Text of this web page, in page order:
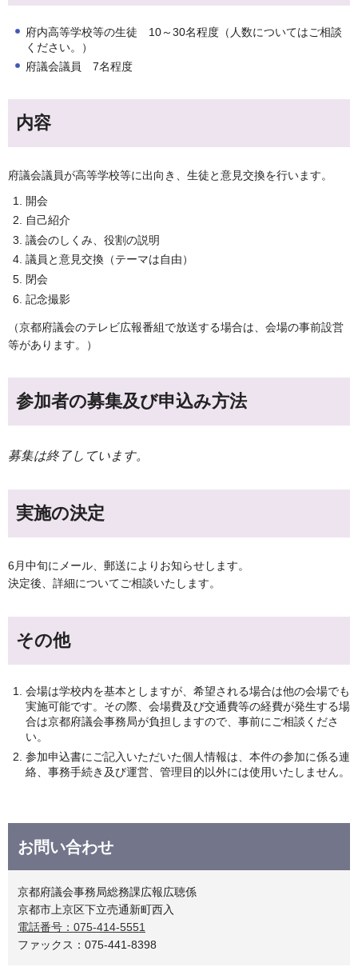
府内高等学校等の生徒 10～30名程度（人数についてはご相談
ください。）
府議会議員 7名程度
内容
府議会議員が高等学校等に出向き、生徒と意見交換を行います。
開会
自己紹介
議会のしくみ、役割の説明
議員と意見交換（テーマは自由）
閉会
記念撮影
（京都府議会のテレビ広報番組で放送する場合は、会場の事前設営
等があります。）
参加者の募集及び申込み方法
募集は終了しています。
実施の決定
6月中旬にメール、郵送によりお知らせします。
決定後、詳細についてご相談いたします。
その他
会場は学校内を基本としますが、希望される場合は他の会場でも
実施可能です。その際、会場費及び交通費等の経費が発生する場
合は京都府議会事務局が負担しますので、事前にご相談くださ
い。
参加申込書にご記入いただいた個人情報は、本件の参加に係る連
絡、事務手続き及び運営、管理目的以外には使用いたしません。
お問い合わせ
京都府議会事務局総務課広報広聴係
京都市上京区下立売通新町西入
電話番号：075-414-5551
ファックス：075-441-8398